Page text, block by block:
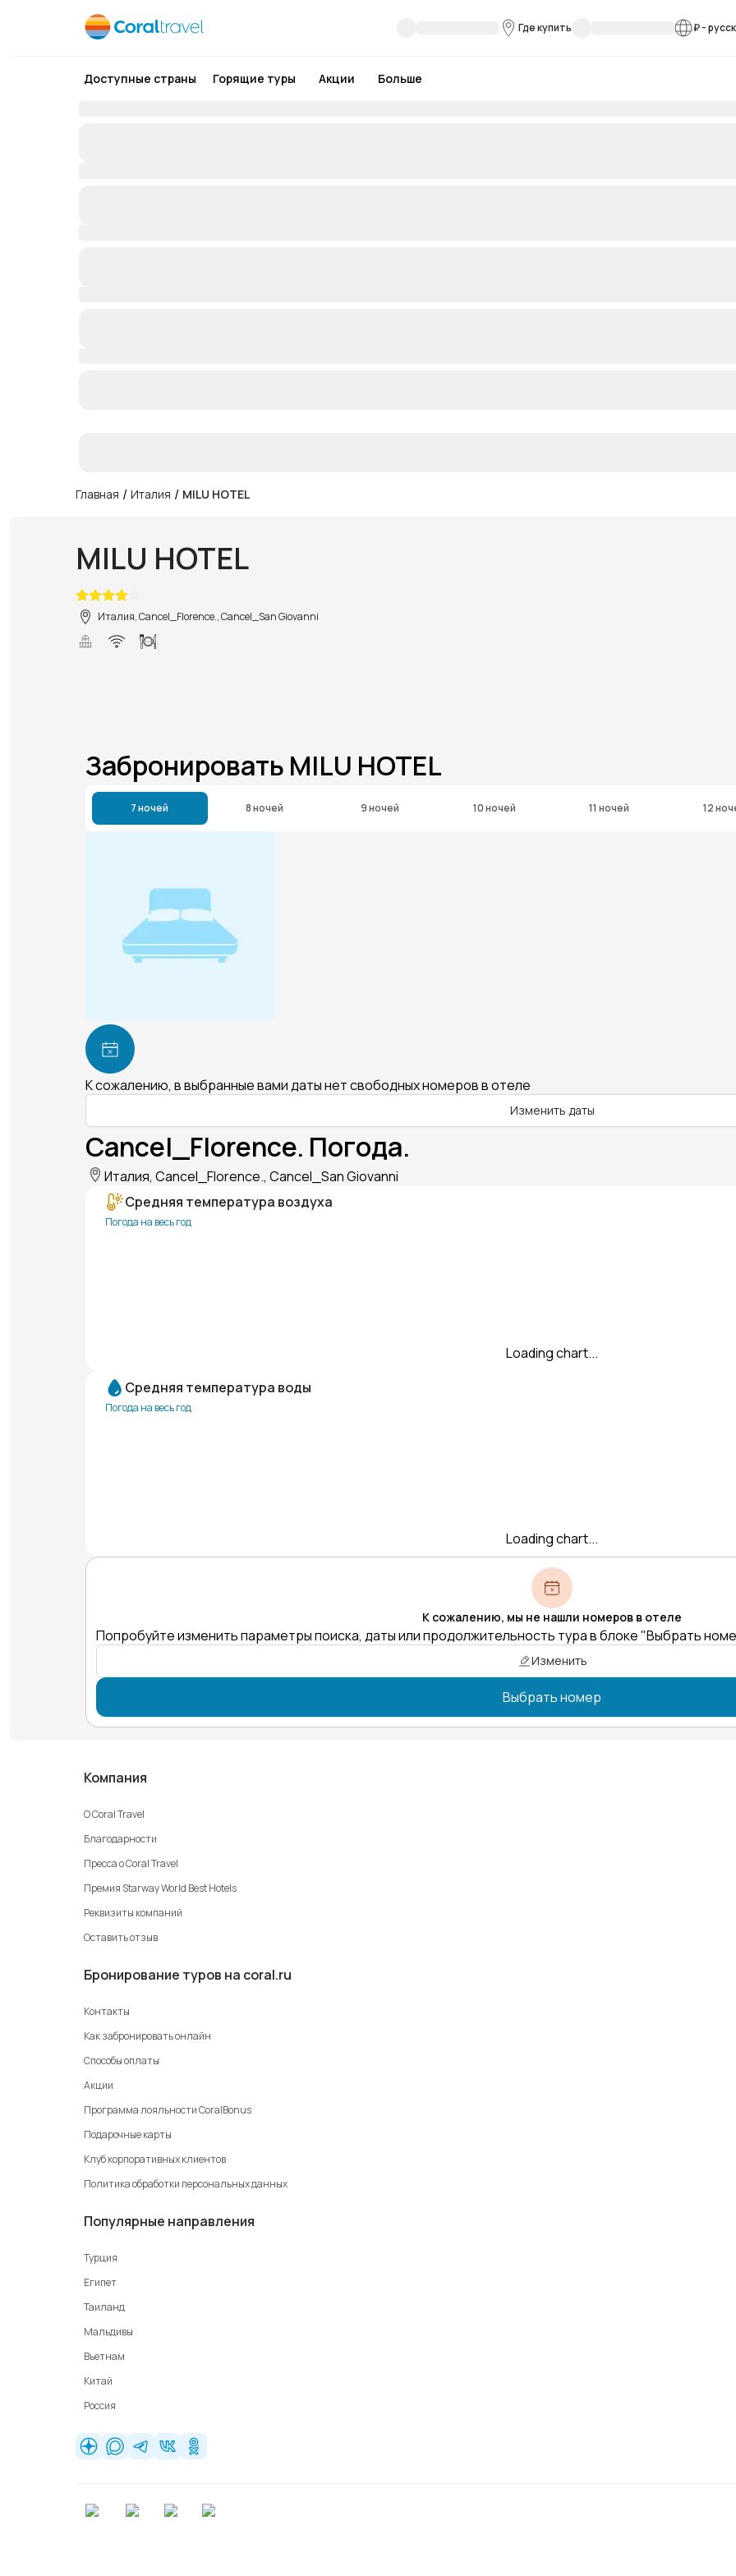
Где купить ₽-
Доступные страны Горящие туры Акции Больше
Главная / Италия / MILU HOTEL
MILU HOTEL
Италия, Cancel_Florence., Cancel_San Giovanni
Забронировать MILU HOTEL
7 ночей 8 ночей 9 ночей 10 ночей 11 ночей 12
К сожалению, в выбранные вами даты нет свободных номеров в отеле
Изменить даты
Cancel_Florence. Погода.
Италия, Cancel_Florence., Cancel_San Giovanni
Средняя температура воздуха
Погода на весь год
Loading chart...
Средняя температура воды
Погода на весь год
Loading chart...
К сожалению, мы не нашли номеров в отеле
Попробуйте изменить параметры поиска, даты или продолжительность тура в блоке "Выбрать
Изменить
Выбрать номер
Компания
О Coral Travel
Благодарности
Пресса о Coral Travel
Премия Starway World Best Hotels
Реквизиты компаний
Оставить отзыв
Бронирование туров на coral.ru
Контакты
Как забронировать онлайн
Способы оплаты
Акции
Программа лояльности CoralBonus
Подарочные карты
Клуб корпоративных клиентов
Политика обработки персональных данных
Популярные направления
Турция
Египет
Таиланд
Мальдивы
Вьетнам
Китай
Россия